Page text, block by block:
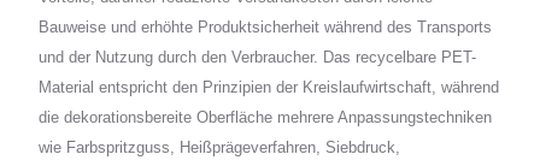
Bauweise und erhöhte Produktsicherheit während des Transports
und der Nutzung durch den Verbraucher. Das recycelbare PET-
Material entspricht den Prinzipien der Kreislaufwirtschaft, während
die dekorationsbereite Oberfläche mehrere Anpassungstechniken
wie Farbspritzguss, Heißprägeverfahren, Siebdruck,